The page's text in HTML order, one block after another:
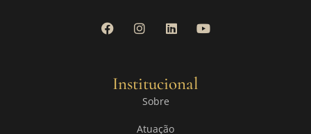
Institucional
Sobre
Atuação